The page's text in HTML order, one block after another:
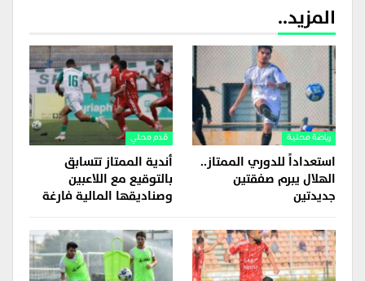
المزيد..
رياضة محلية
استعداداً للدوري الممتاز..
الهلال يبرم صفقتين
جديدتين
قدم محلي
أندية الممتاز تتسابق
بالتوقيع مع اللاعبين
وصناديقها المالية فارغة